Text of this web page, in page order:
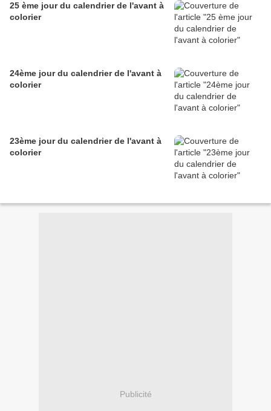
25 ème jour du calendrier de l'avant à
colorier
24ème jour du calendrier de l'avant à
colorier
23ème jour du calendrier de l'avant à
colorier
Publicité